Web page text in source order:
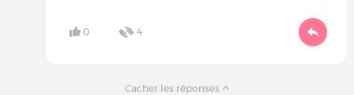
0 4
Cacher les réponses